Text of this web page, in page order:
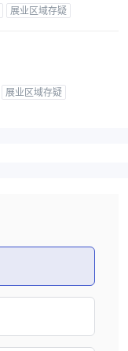
展业区域存疑
展业区域存疑